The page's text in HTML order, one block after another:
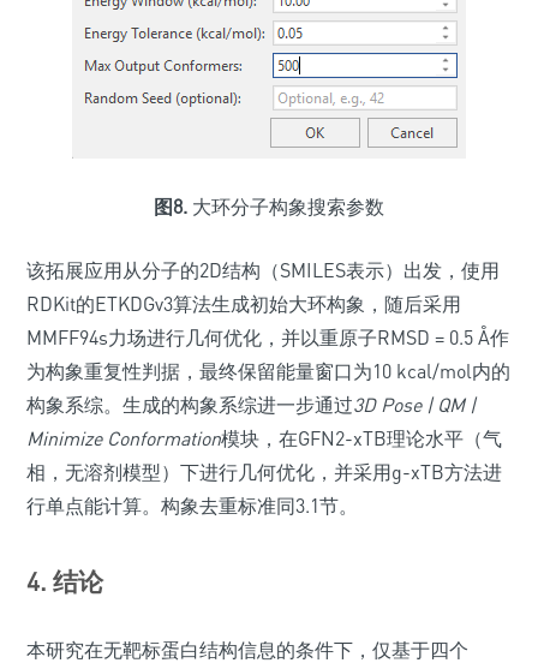
图8. 大环分子构象搜索参数
该拓展应用从分子的2D结构（SMILES表示）出发，使用
RDKit的ETKDGv3算法生成初始大环构象，随后采用
MMFF94s力场进行几何优化，并以重原子RMSD = 0.5 Å作
为构象重复性判据，最终保留能量窗口为10 kcal/mol内的
构象系综。生成的构象系综进一步通过3D Pose | QM |
Minimize Conformation模块，在GFN2-xTB理论水平（气
相，无溶剂模型）下进行几何优化，并采用g-xTB方法进
行单点能计算。构象去重标准同3.1节。
4. 结论
本研究在无靶标蛋白结构信息的条件下，仅基于四个